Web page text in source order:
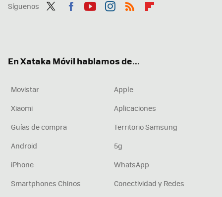
Síguenos
En Xataka Móvil hablamos de...
Movistar
Apple
Xiaomi
Aplicaciones
Guías de compra
Territorio Samsung
Android
5g
iPhone
WhatsApp
Smartphones Chinos
Conectividad y Redes